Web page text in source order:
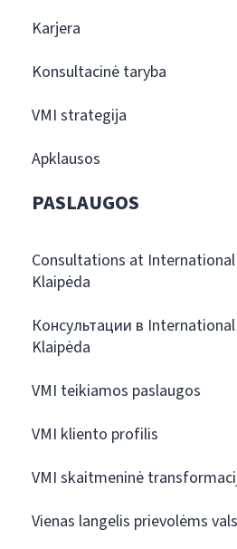
Karjera
Konsultacinė taryba
VMI strategija
Apklausos
PASLAUGOS
Consultations at
Klaipėda
Консультации в
Klaipėda
VMI teikiamos paslaugos
VMI kliento profilis
VMI skaitmeninė
Vienas langelis prievolėms